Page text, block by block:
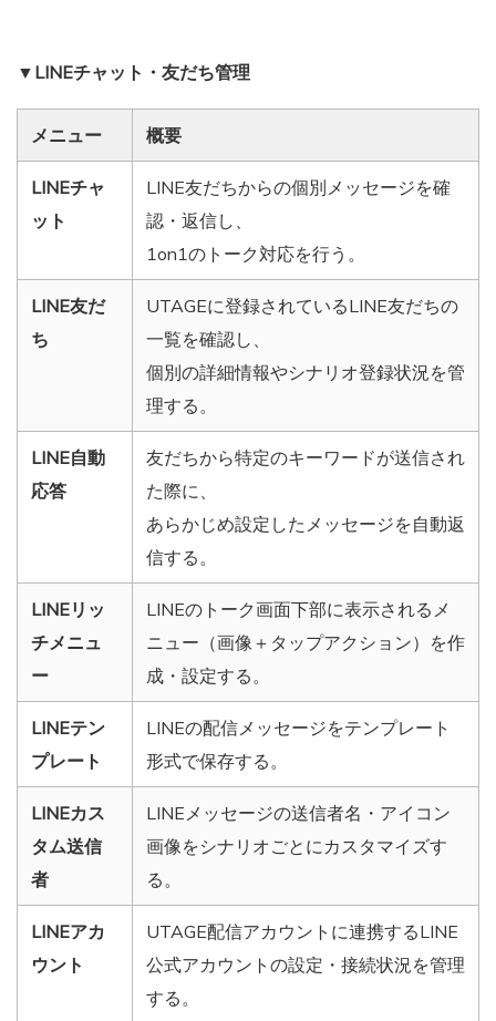
▼LINEチャット・友だち管理
メニュー 概要
LINEチャ
ット
LINE友だちからの個別メッセージを確
認・返信し、
1on1のトーク対応を行う。
LINE友だ
ち
UTAGEに登録されているLINE友だちの
一覧を確認し、
個別の詳細情報やシナリオ登録状況を管
理する。
LINE自動
応答
友だちから特定のキーワードが送信され
た際に、
あらかじめ設定したメッセージを自動返
信する。
LINEリッ
チメニュ
ー
LINEのトーク画面下部に表示されるメ
ニュー（画像＋タップアクション）を作
成・設定する。
LINEテン
プレート
LINEの配信メッセージをテンプレート
形式で保存する。
LINEカス
タム送信
者
LINEメッセージの送信者名・アイコン
画像をシナリオごとにカスタマイズす
る。
LINEアカ
ウント
UTAGE配信アカウントに連携するLINE
公式アカウントの設定・接続状況を管理
する。